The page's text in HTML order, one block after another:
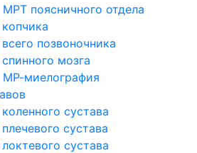
МРТ поясничного отдела
позвоночника
мозга
МР-миелография
сустава
сустава
сустава